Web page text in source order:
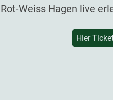
Rot-Weiss Hagen live
Hier